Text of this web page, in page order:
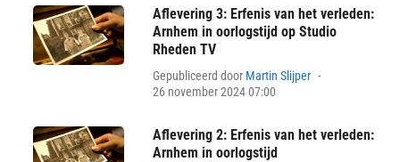
Aflevering 3: Erfenis van het verleden:
Arnhem in oorlogstijd op Studio
Rheden TV
Gepubliceerd door Martin Slijper
26 november 2024 07:00
Aflevering 2: Erfenis van het verleden:
Arnhem in oorlogstijd